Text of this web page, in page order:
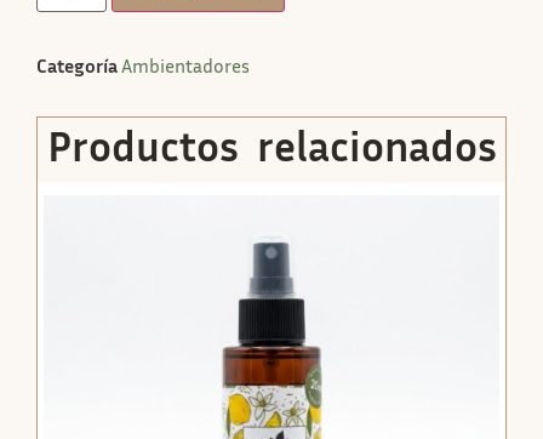
CategoríaAmbientadores
Productos relacionados